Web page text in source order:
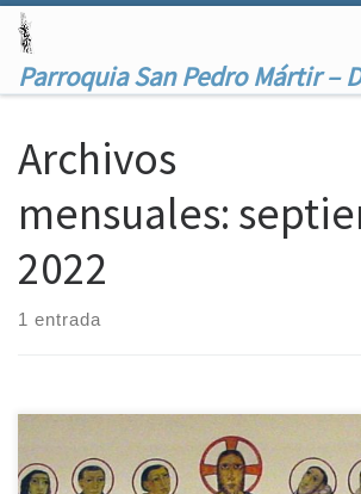
Parroquia San Pedro Mártir –
Archivos
mensuales:
2022
1 entrada